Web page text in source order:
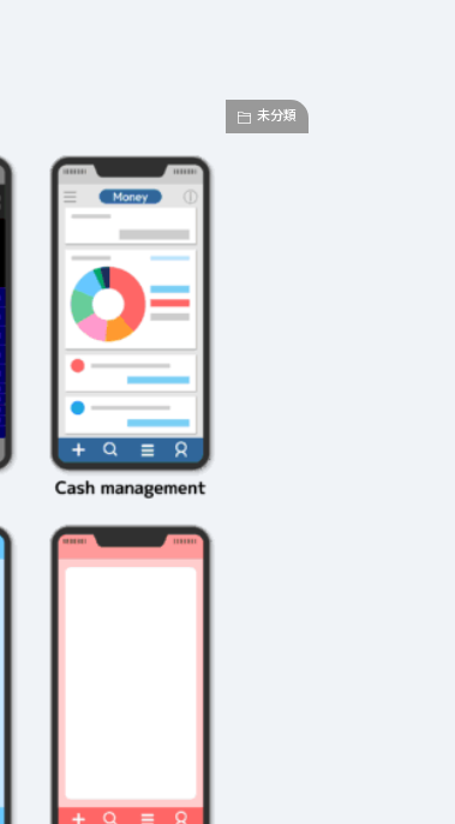
未分類